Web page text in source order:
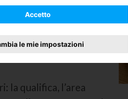
Accetto
le mie impostazioni
coinvolto e cerca tra
in casi simili. A
contattare. Puoi porre
fare il
la qualifica, l’area